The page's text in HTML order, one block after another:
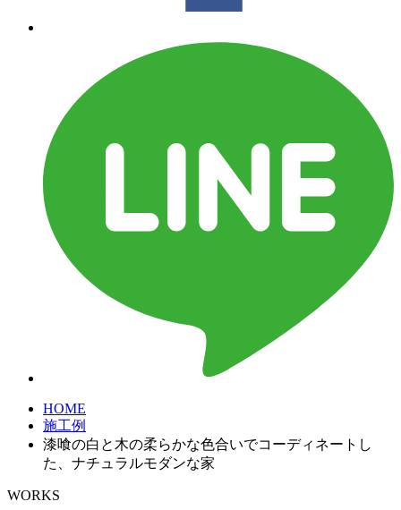
HOME
施工例
漆喰の白と木の柔らかな色合いでコーディネートし
た、ナチュラルモダンな家
WORKS